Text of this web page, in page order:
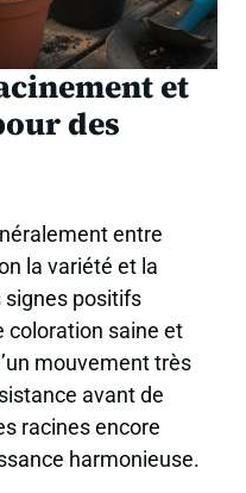
et
des
entre
la variété et la
positifs
coloration saine et
mouvement très
avant de
racines encore
harmonieuse.